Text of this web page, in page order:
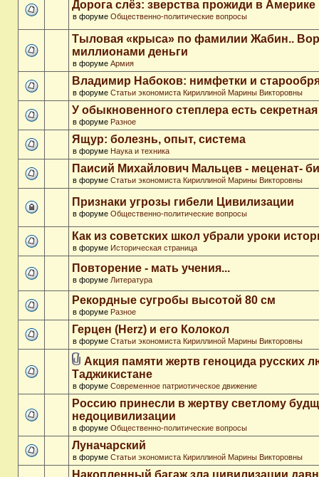
Дорога слёз: зверства прожиди в Америке
в форуме Общественно-политические вопросы
Тыловая «крыса» по фамилии Жабин..
миллионами деньги
в форуме Армия
Владимир Набоков: нимфетки и
в форуме Статьи экономиста Кириллиной Марины Викторовны
У обыкновенного степлера есть
в форуме Разное
Ящур: болезнь, опыт, система
в форуме Наука и техника
Паисий Михайлович Мальцев - меценат-
в форуме Статьи экономиста Кириллиной Марины Викторовны
Признаки угрозы гибели Цивилизации
в форуме Общественно-политические вопросы
Как из советских школ убрали уроки
в форуме Историческая страница
Повторение - мать учения...
в форуме Литература
Рекордные сугробы высотой 80 см
в форуме Разное
Герцен (Herz) и его Колокол
в форуме Статьи экономиста Кириллиной Марины Викторовны
Акция памяти жертв геноцида русских
Таджикистане
в форуме Современное патриотическое движение
Россию принесли в жертву светлому
недоцивилизации
в форуме Общественно-политические вопросы
Луначарский
в форуме Статьи экономиста Кириллиной Марины Викторовны
Накопленный багаж зла цивилизации